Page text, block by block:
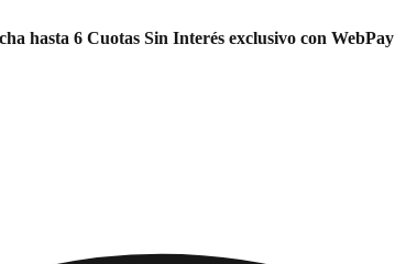
hasta 6 Cuotas Sin Interés exclusivo con WebPay